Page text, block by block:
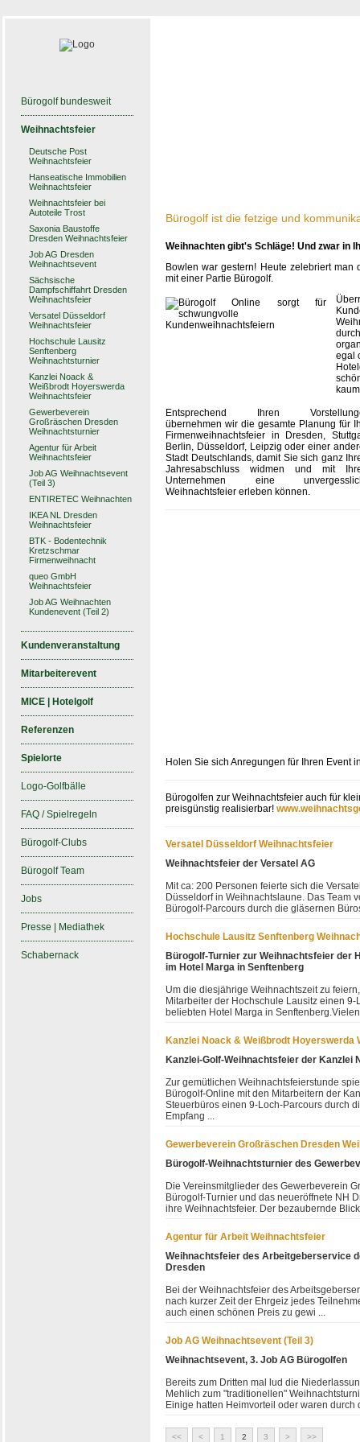
Bürogolf bundesweit
Weihnachtsfeier
Deutsche Post
Weihnachtsfeier
Hanseatische Immobilien
Weihnachtsfeier
Weihnachtsfeier bei
Autoteile Trost
Saxonia Baustoffe
Dresden Weihnachtsfeier
Job AG Dresden
Weihnachtsevent
Sächsische
Dampfschiffahrt Dresden
Weihnachtsfeier
Versatel Düsseldorf
Weihnachtsfeier
Hochschule Lausitz
Senftenberg
Weihnachtsturnier
Kanzlei Noack &
Weißbrodt Hoyerswerda
Weihnachtsfeier
Gewerbeverein
Großräschen Dresden
Weihnachtsturnier
Agentur für Arbeit
Weihnachtsfeier
Job AG Weihnachtsevent
(Teil 3)
ENTIRETEC Weihnachten
IKEA NL Dresden
Weihnachtsfeier
BTK - Bodentechnik
Kretzschmar
Firmenweihnacht
queo GmbH
Weihnachtsfeier
Job AG Weihnachten
Kundenevent (Teil 2)
Kundenveranstaltung
Mitarbeiterevent
MICE | Hotelgolf
Referenzen
Spielorte
Logo-Golfbälle
FAQ / Spielregeln
Bürogolf-Clubs
Bürogolf Team
Jobs
Presse | Mediathek
Schabernack
Bürogolf ist die fetzige und
Weihnachten gibt's Schläge! Und zwar in
Bowlen war gestern! Heute zelebriert man
mit einer Partie Bürogolf.
egal
Entsprechend Ihren
übernehmen wir die gesamte Planung für
Firmenweihnachtsfeier in Dresden,
Berlin, Düsseldorf, Leipzig oder einer
Stadt Deutschlands, damit Sie sich ganz
Jahresabschluss widmen und mit
Unternehmen eine
Weihnachtsfeier erleben können.
Holen Sie sich Anregungen für Ihren Event
Bürogolfen zur Weihnachtsfeier auch für
preisgünstig realisierbar!
Versatel Düsseldorf Weihnachtsfeier
Weihnachtsfeier der Versatel AG
Mit ca: 200 Personen feierte sich die
Düsseldorf in Weihnachtslaune. Das Team
Bürogolf-Parcours durch die gläsernen
Hochschule Lausitz Senftenberg
Bürogolf-Turnier zur Weihnachtsfeier der
im Hotel Marga in Senftenberg
Um die diesjährige Weihnachtszeit zu
Mitarbeiter der Hochschule Lausitz einen
beliebten Hotel Marga in
Kanzlei Noack & Weißbrodt Hoyerswerda
Kanzlei-Golf-Weihnachtsfeier der Kanzlei
Zur gemütlichen Weihnachtsfeierstunde
Bürogolf-Online mit den Mitarbeitern der
Steuerbüros einen 9-Loch-Parcours durch
Empfang ...
Gewerbeverein Großräschen Dresden
Bürogolf-Weihnachtsturnier des
Die Vereinsmitglieder des Gewerbeverein
Bürogolf-Turnier und das neueröffnete NH
ihre Weihnachtsfeier. Der bezaubernde
Agentur für Arbeit Weihnachtsfeier
Weihnachtsfeier des Arbeitgeberservice
Dresden
Bei der Weihnachtsfeier des
nach kurzer Zeit der Ehrgeiz jedes
auch einen schönen Preis zu gewi ...
Job AG Weihnachtsevent (Teil 3)
Weihnachtsevent, 3. Job AG Bürogolfen
Bereits zum Dritten mal lud die
Mehlich zum "traditionellen"
Einige hatten Heimvorteil oder waren durch
<< < 1 2 3 > >>